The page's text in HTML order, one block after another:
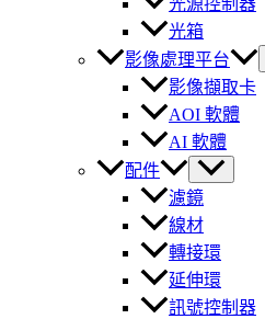
光源控制器
光箱
影像處理平台
影像擷取卡
AOI 軟體
AI 軟體
配件
濾鏡
線材
轉接環
延伸環
訊號控制器